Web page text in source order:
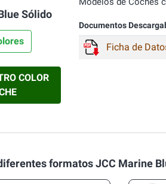
Sólido
COLOR
Documentos
Ficha de
formatos JCC Marine